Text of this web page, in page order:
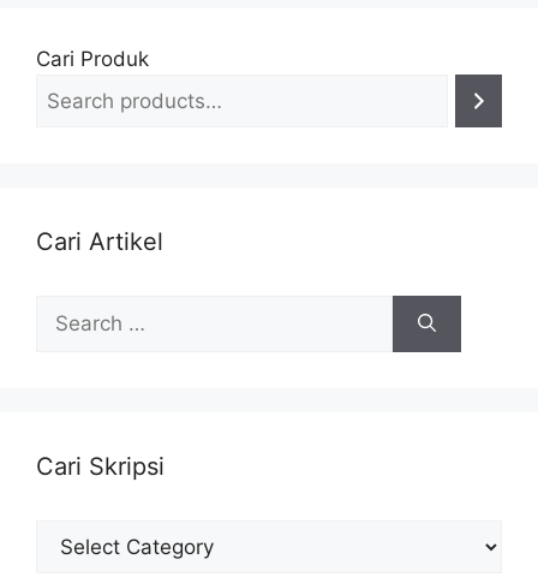
Cari Produk
Cari Artikel
for:
Cari Skripsi
Cari
Skripsi